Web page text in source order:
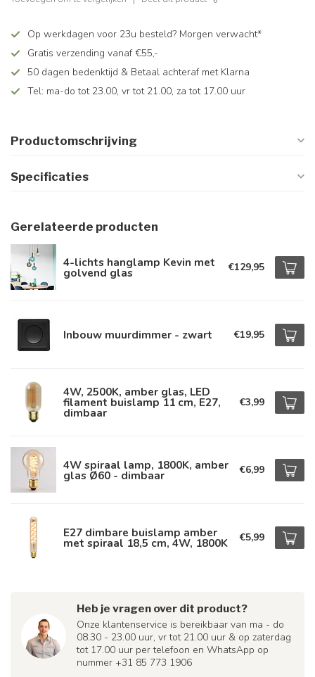
Op werkdagen voor 23u besteld? Morgen verwacht*
Gratis verzending vanaf €55,-
50 dagen bedenktijd & Betaal achteraf met Klarna
Tel: ma-do tot 23.00, vr tot 21.00, za tot 17.00 uur
Productomschrijving
Specificaties
Gerelateerde producten
4-lichts hanglamp Kevin met
golvend glas €129,95
Inbouw muurdimmer - zwart €19,95
4W, 2500K, amber glas, LED
filament buislamp 11 cm, E27,
dimbaar
€3,99
4W spiraal lamp, 1800K, amber
glas Ø60 - dimbaar €6,99
E27 dimbare buislamp amber
met spiraal 18,5 cm, 4W, 1800K €5,99
Heb je vragen over dit product?
Onze klantenservice is bereikbaar van ma - do
08.30 - 23.00 uur, vr tot 21.00 uur & op zaterdag
tot 17.00 uur per telefoon en WhatsApp op
nummer +31 85 773 1906